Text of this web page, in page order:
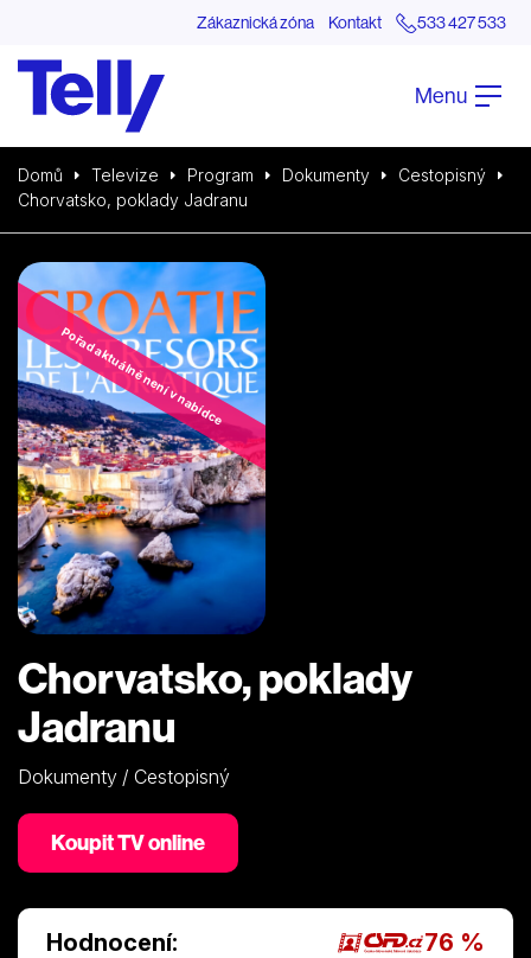
Zákaznická zóna Kontakt 533 427 533
Menu
Domů Televize Program Dokumenty
Cestopisný
Chorvatsko, poklady Jadranu
Pořad aktuálně není v nabídce
Chorvatsko, poklady
Jadranu
Dokumenty / Cestopisný
Koupit TV online
Hodnocení: 76 %